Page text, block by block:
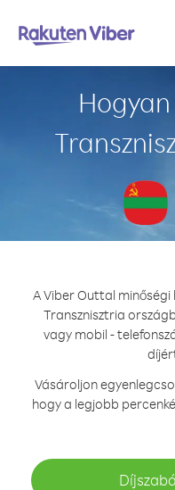
A Viber Outtal
Transznisztria
vagy mobil -
Vásároljon
hogy a legjobb